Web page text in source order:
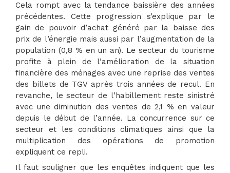
Cela rompt avec la tendance baissière des années
précédentes. Cette progression s’explique par le
gain de pouvoir d’achat généré par la baisse des
prix de l’énergie mais aussi par l’augmentation de la
population (0,8 % en un an). Le secteur du tourisme
profite à plein de l’amélioration de la situation
financière des ménages avec une reprise des ventes
des billets de TGV après trois années de recul. En
revanche, le secteur de l’habillement reste sinistré
avec une diminution des ventes de 2,1 % en valeur
depuis le début de l’année. La concurrence sur ce
secteur et les conditions climatiques ainsi que la
multiplication des opérations de promotion
expliquent ce repli.
Il faut souligner que les enquêtes indiquent que les